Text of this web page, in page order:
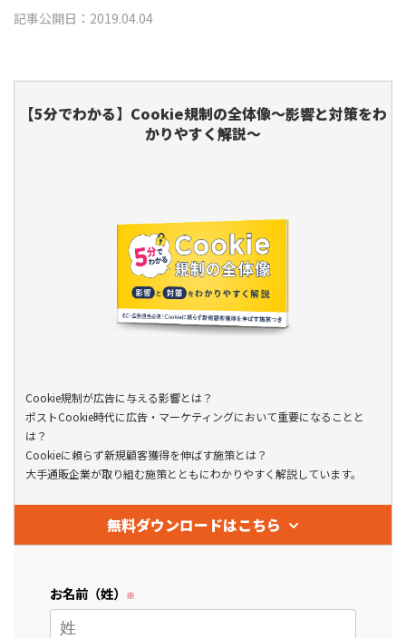
記事公開日：2019.04.04
【5分でわかる】Cookie規制の全体像～影響と対策をわ
かりやすく解説～
Cookie規制が広告に与える影響とは？
ポストCookie時代に広告・マーケティングにおいて重要になることと
は？
Cookieに頼らず新規顧客獲得を伸ばす施策とは？
大手通販企業が取り組む施策とともにわかりやすく解説しています。
無料ダウンロードはこちら
お名前（姓）